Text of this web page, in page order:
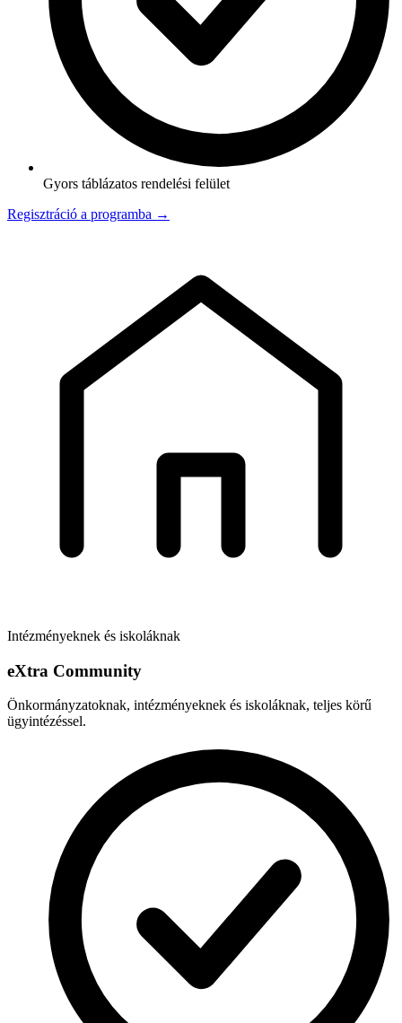
Gyors táblázatos rendelési felület
Regisztráció a programba →
Intézményeknek és iskoláknak
eXtra Community
Önkormányzatoknak, intézményeknek és iskoláknak, teljes körű
ügyintézéssel.